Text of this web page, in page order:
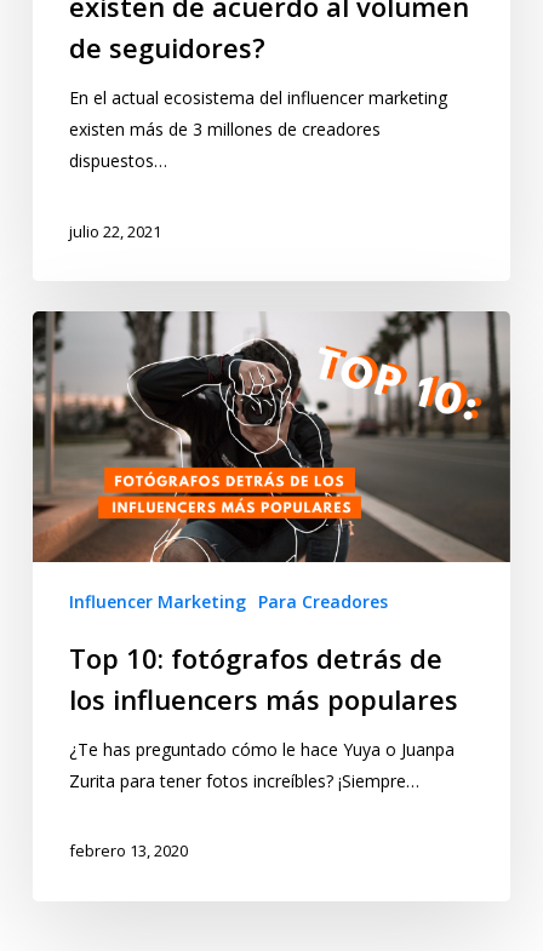
de seguidores?
En el actual ecosistema del influencer marketing
existen más de 3 millones de creadores
dispuestos…
julio 22, 2021
Influencer Marketing Para Creadores
Top 10: fotógrafos detrás de
los influencers más populares
¿Te has preguntado cómo le hace Yuya o Juanpa
Zurita para tener fotos increíbles? ¡Siempre…
febrero 13, 2020